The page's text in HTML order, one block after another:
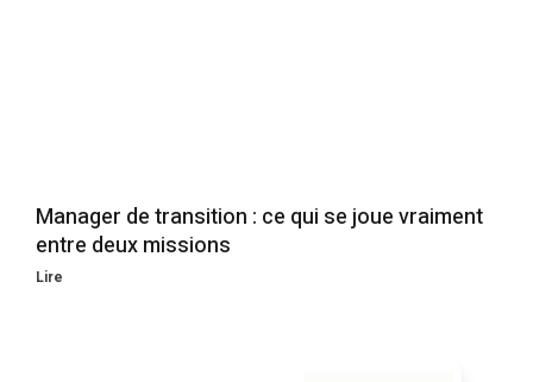
Manager de transition : ce qui se joue vraiment
entre deux missions
Lire